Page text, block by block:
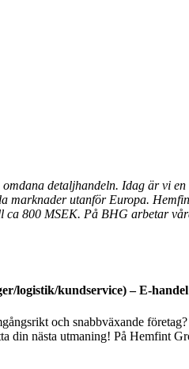
detaljhandeln. Idag är vi
marknader utanför Europa.
800 MSEK. På BHG arbetar
logistik/kundservice) – E-
och snabbväxande
din nästa utmaning! På Hemfint